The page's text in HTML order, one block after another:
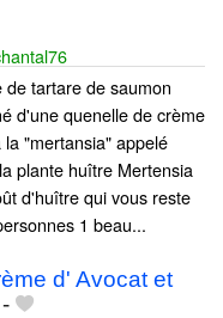
de tartare de saumon
d'une quenelle de crème
"mertansia" appelé
plante huître Mertensia
d'huître qui vous reste
1 beau...
d' Avocat et
-